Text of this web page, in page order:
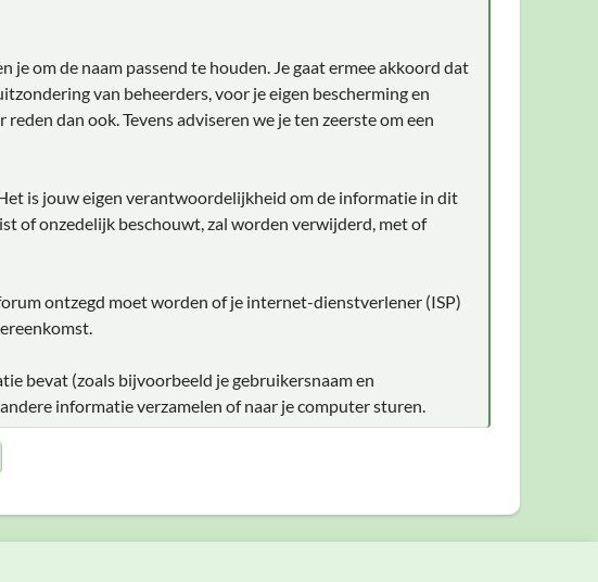
om de naam passend te houden. Je gaat ermee akkoord dat
van beheerders, voor je eigen bescherming en
dan ook. Tevens adviseren we je ten zeerste om een
is jouw eigen verantwoordelijkheid om de informatie in dit
of onzedelijk beschouwt, zal worden verwijderd, met of
ontzegd moet worden of je internet-dienstverlener (ISP)
bevat (zoals bijvoorbeeld je gebruikersnaam en
informatie verzamelen of naar je computer sturen.